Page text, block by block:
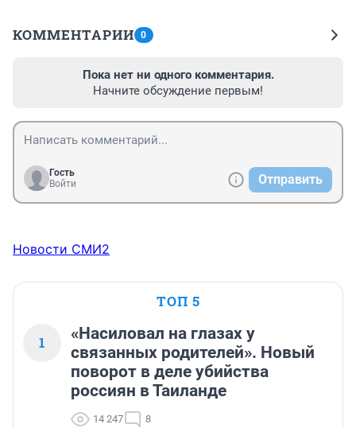
КОММЕНТАРИИ 0
Пока нет ни одного комментария.
Начните обсуждение первым!
Гость
Войти
Отправить
Новости СМИ2
ТОП 5
1
«Насиловал на глазах у
связанных родителей». Новый
поворот в деле убийства
россиян в Таиланде
14 247 8